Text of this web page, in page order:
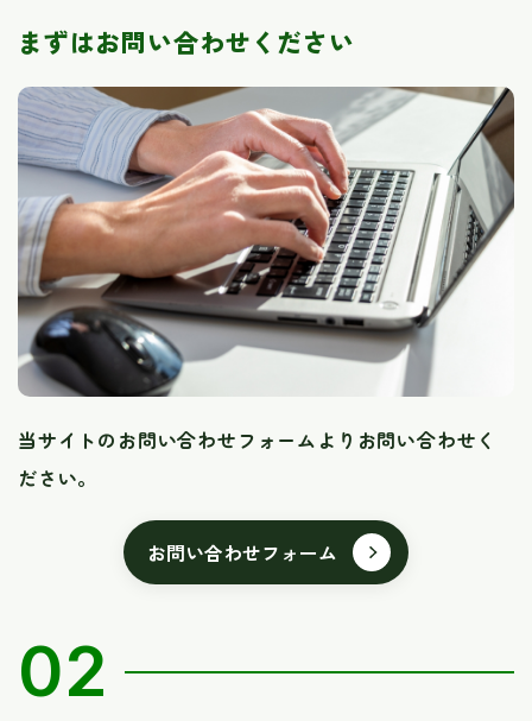
まずはお問い合わせください
当サイトのお問い合わせフォームよりお問い合わせく
ださい。
お問い合わせフォーム
02